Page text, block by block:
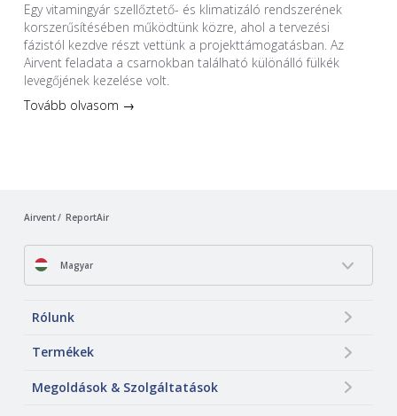
Egy vitamingyár szellőztető- és klimatizáló rendszerének
korszerűsítésében működtünk közre, ahol a tervezési
fázistól kezdve részt vettünk a projekttámogatásban. Az
Airvent feladata a csarnokban található különálló fülkék
levegőjének kezelése volt.
Tovább olvasom →
Airvent ReportAir
Magyar
Rólunk
Termékek
Megoldások & Szolgáltatások